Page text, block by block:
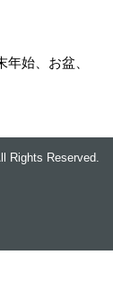
始、お盆、
Rights Reserved.